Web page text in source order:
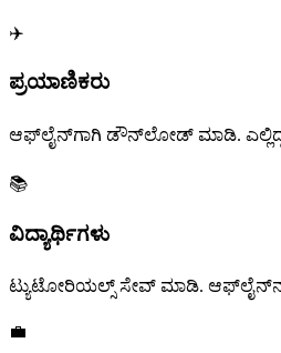
✈️
ಪ್ರಯಾಣಿಕರು
ಆಫ್‌ಲೈನ್‌ಗಾಗಿ ಡೌನ್‌ಲೋಡ್ ಮಾಡಿ.
📚
ವಿದ್ಯಾರ್ಥಿಗಳು
ಟ್ಯುಟೋರಿಯಲ್ಸ್ ಸೇವ್ ಮಾಡಿ.
💼